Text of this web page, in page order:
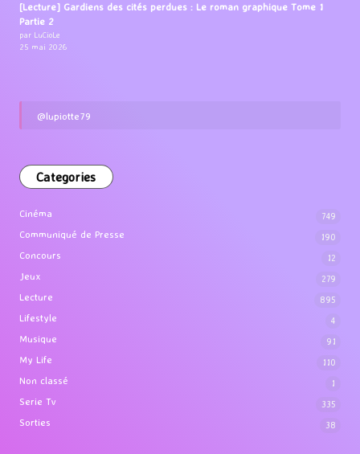
[Lecture] Gardiens des cités perdues : Le roman graphique Tome 1
Partie 2
par LuCioLe
25 mai 2026
@lupiotte79
Categories
Cinéma 749
Communiqué de Presse 190
Concours 12
Jeux 279
Lecture 895
Lifestyle 4
Musique 91
My Life 110
Non classé 1
Serie Tv 335
Sorties 38